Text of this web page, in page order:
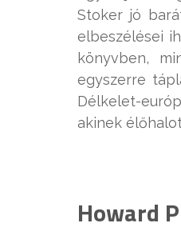
Stoker jó
elbeszélései
könyvben,
egyszerre
Délkelet-
akinek
Howard